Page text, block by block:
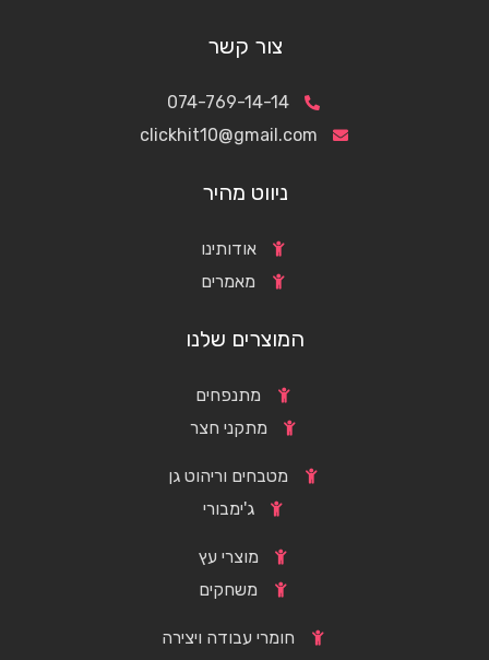
צור קשר
074-769-14-14
clickhit10@gmail.com
ניווט מהיר
אודותינו
מאמרים
המוצרים שלנו
מתנפחים
מתקני חצר
מטבחים וריהוט גן
ג'ימבורי
מוצרי עץ
משחקים
חומרי עבודה ויצירה